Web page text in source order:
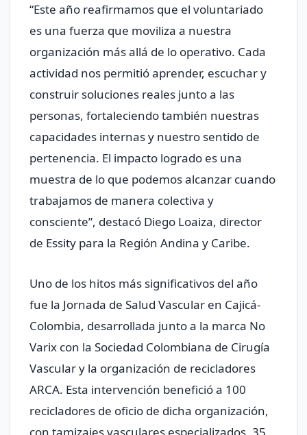
“Este año reafirmamos que el voluntariado
es una fuerza que moviliza a nuestra
organización más allá de lo operativo. Cada
actividad nos permitió aprender, escuchar y
construir soluciones reales junto a las
personas, fortaleciendo también nuestras
capacidades internas y nuestro sentido de
pertenencia. El impacto logrado es una
muestra de lo que podemos alcanzar cuando
trabajamos de manera colectiva y
consciente”, destacó Diego Loaiza, director
de Essity para la Región Andina y Caribe.
Uno de los hitos más significativos del año
fue la Jornada de Salud Vascular en Cajicá-
Colombia, desarrollada junto a la marca No
Varix con la Sociedad Colombiana de Cirugía
Vascular y la organización de recicladores
ARCA. Esta intervención benefició a 100
recicladores de oficio de dicha organización,
con tamizajes vasculares especializados, 35